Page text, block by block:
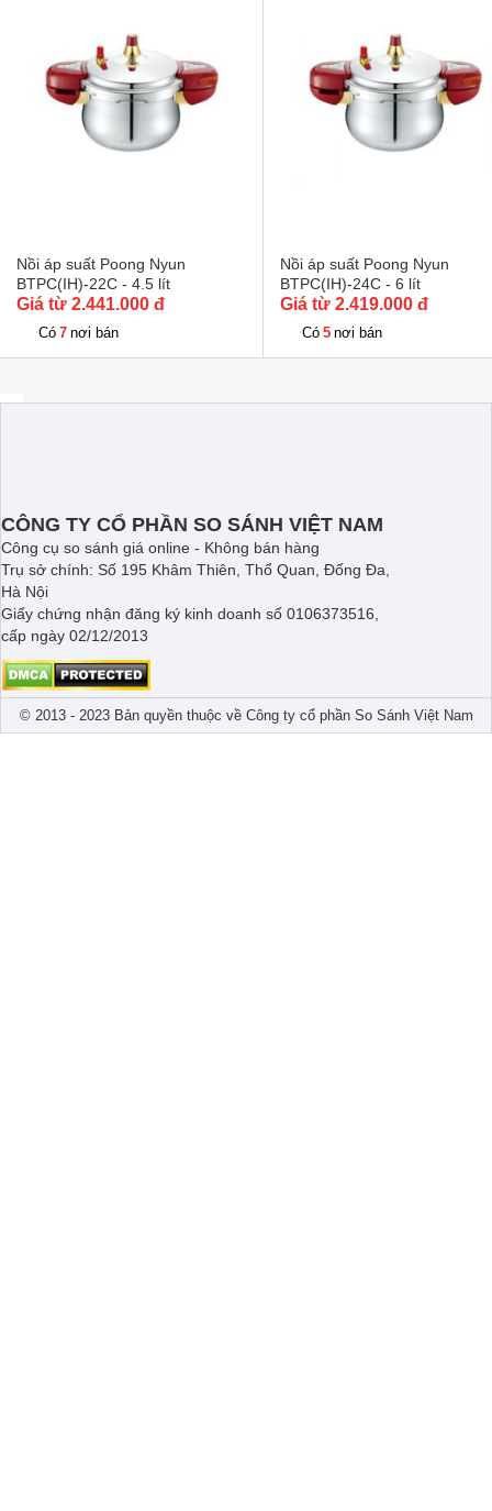
Đáy từ
Chế độ an toàn Khóa nắp và
Tay cầm
Kích thước sản phẩm 295 x 230 x
Nồi áp suất Poong Nyun
BTPC(IH)-22C - 4.5 lít
Giá từ 2.441.000 đ
Có 7 nơi bán
Nồi áp suất Poong Nyun
BTPC(IH)-24C - 6 lít
Giá từ 2.419.000 đ
Có 5 nơi bán
CÔNG TY CỔ PHẦN SO SÁNH VIỆT NAM
Công cụ so sánh giá online - Không bán hàng
Trụ sở chính: Số 195 Khâm Thiên, Thổ Quan, Đống Đa,
Hà Nội
Giấy chứng nhận đăng ký kinh doanh số 0106373516,
cấp ngày 02/12/2013
© 2013 - 2023 Bản quyền thuộc về Công ty cổ phần So Sánh Việt Nam